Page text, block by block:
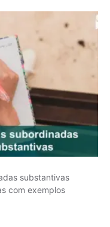
substantivas
com exemplos